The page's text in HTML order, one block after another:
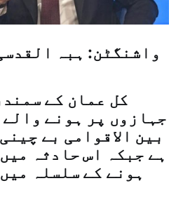
واشنگٹن: ہبہ
کل عمان کے
جہازوں پر ہونے
بین الاقوامی بے
ہے جبکہ اس حادثہ
ہونے کے سلسلہ